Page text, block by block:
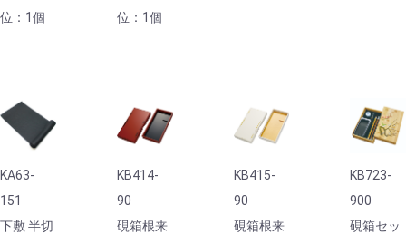
位：1個
位：1個
KA63-
151
下敷 半切
KB414-
90
硯箱根来
KB415-
90
硯箱根来
KB723-
900
硯箱セッ